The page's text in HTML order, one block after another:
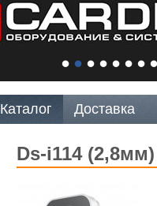
Каталог Доставка
ds-i114